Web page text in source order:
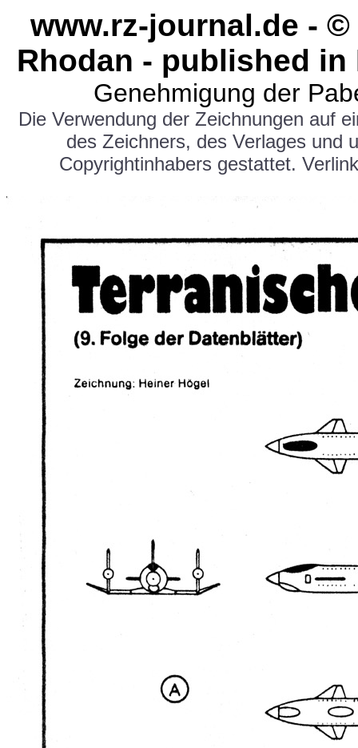
www.rz-journal.de -
Rhodan - published in
Genehmigung der
Die Verwendung der Zeichnungen auf
des Zeichners, des Verlages und
Copyrightinhabers gestattet.